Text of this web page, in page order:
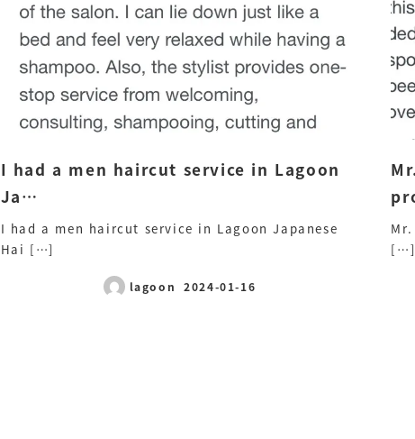
I had a men haircut service in Lagoon
Ja…
I had a men haircut service in Lagoon Japanese
Hai […]
lagoon
投稿日
2024-01-16
[…]